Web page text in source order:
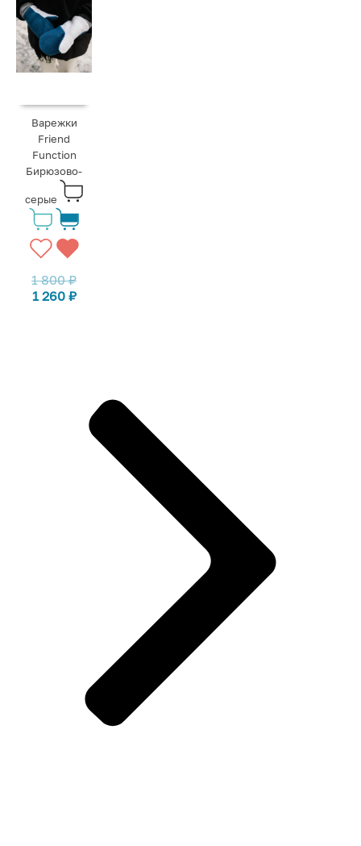
Варежки
Friend
Function
Бирюзово-
серые
1 800₽
1 260 ₽